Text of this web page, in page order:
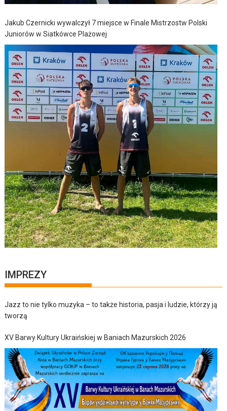
Jakub Czernicki wywalczył 7 miejsce w Finale Mistrzostw Polski
Juniorów w Siatkówce Plażowej
IMPREZY
Jazz to nie tylko muzyka – to także historia, pasja i ludzie, którzy ją
tworzą
XV Barwy Kultury Ukraińskiej w Baniach Mazurskich 2026